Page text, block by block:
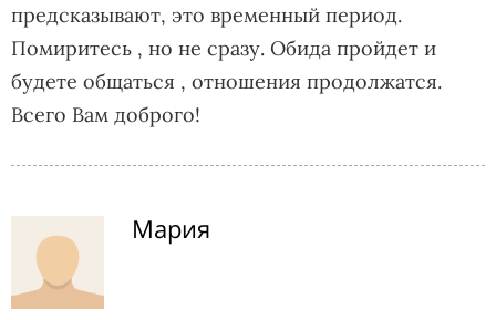
предсказывают, это временный период.
Помиритесь , но не сразу. Обида пройдет и
будете общаться , отношения продолжатся.
Всего Вам доброго!
Мария